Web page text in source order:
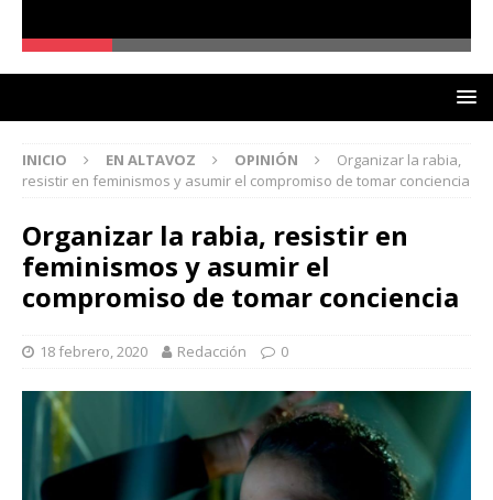
INICIO EN ALTAVOZ OPINIÓN
Organizar la rabia,
resistir en feminismos y asumir el compromiso de tomar conciencia
Organizar la rabia, resistir en
feminismos y asumir el
compromiso de tomar conciencia
18 febrero, 2020 Redacción 0